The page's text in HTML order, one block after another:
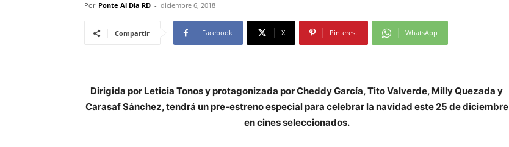
Por Ponte Al Dia RD - diciembre 6, 2018
Compartir Facebook X Pinterest WhatsApp
Dirigida por Leticia Tonos y protagonizada por Cheddy García, Tito Valverde, Milly Quezada y
Carasaf Sánchez, tendrá un pre-estreno especial para celebrar la navidad este 25 de diciembre
en cines seleccionados.